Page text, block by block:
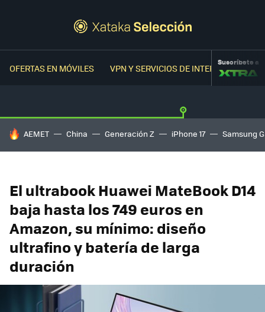
OFERTAS EN MÓVILES VPN Y SERVICIOS DE INTERNETSuscríbete a
HOY SE HABLA DE
AEMET China Generación Z iPhone 17 Samsung
El ultrabook Huawei MateBook D14
baja hasta los 749 euros en
Amazon, su mínimo: diseño
ultrafino y batería de larga
duración